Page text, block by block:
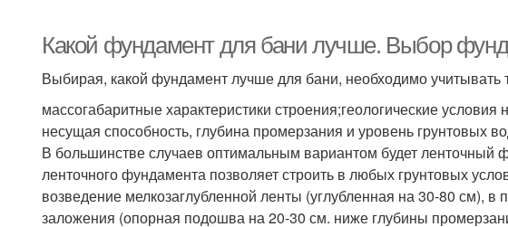
Какой фундамент для бани лучше. Выбор
Выбирая, какой фундамент лучше для бани, необходимо учитывать
массогабаритные характеристики строения;геологические
несущая способность, глубина промерзания и уровень грунтовых
В большинстве случаев оптимальным вариантом будет ленточный
ленточного фундамента позволяет строить в любых грунтовых
возведение мелкозаглубленной ленты (углубленная на 30-80 см), в
заложения (опорная подошва на 20-30 см. ниже глубины